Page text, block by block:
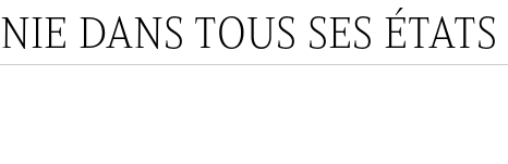
DANS TOUS SES ÉTATS